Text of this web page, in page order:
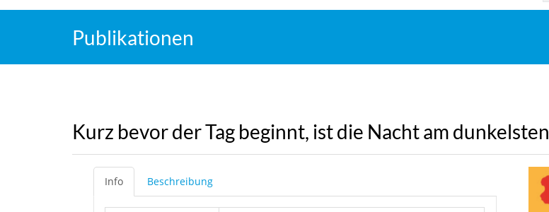
Publikationen
Kurz bevor der Tag beginnt, ist die Nacht am dunkelsten
Info Beschreibung